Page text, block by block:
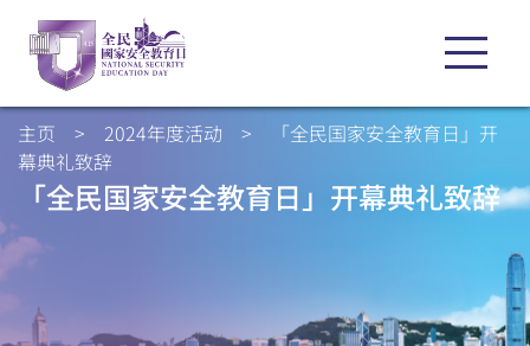
主页 > 2024年度活动 >
「全民国家安全教育日」开
幕典礼致辞
「全民国家安全教育日」开幕典礼致辞